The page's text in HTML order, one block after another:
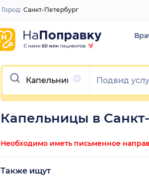
Закрыть
Город: Санкт-Петербург
Очистить
Капельницы в
Необходимо иметь письменное
Также ищут